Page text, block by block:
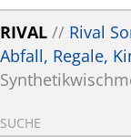
RIVAL // Rival
Abfall, Regale,